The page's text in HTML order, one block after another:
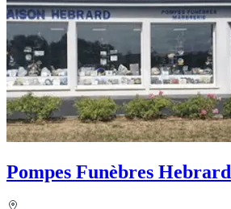
Pompes Funèbres Hebrard